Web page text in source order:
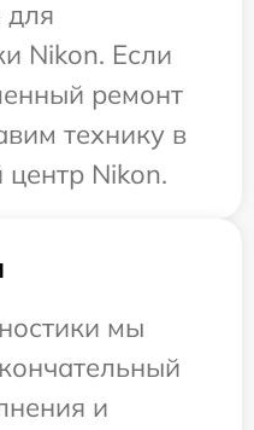
для
Nikon. Если
ремонт
технику в
центр Nikon.
мы
и